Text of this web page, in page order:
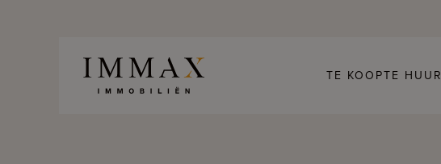
TE KOOPTE HUUR